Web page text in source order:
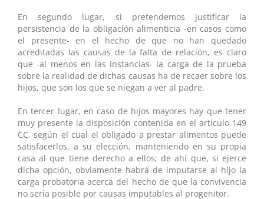
En segundo lugar, si pretendemos justificar la
persistencia de la obligación alimenticia -en casos como
el presente- en el hecho de que no han quedado
acreditadas las causas de la falta de relación, es claro
que -al menos en las instancias- la carga de la prueba
sobre la realidad de dichas causas ha de recaer sobre los
hijos, que son los que se niegan a ver al padre.
En tercer lugar, en caso de hijos mayores hay que tener
muy presente la disposición contenida en el artículo 149
CC, según el cual el obligado a prestar alimentos puede
satisfacerlos, a su elección, manteniendo en su propia
casa al que tiene derecho a ellos; de ahí que, si ejerce
dicha opción, obviamente habrá de imputarse al hijo la
carga probatoria acerca del hecho de que la convivencia
no sería posible por causas imputables al progenitor.